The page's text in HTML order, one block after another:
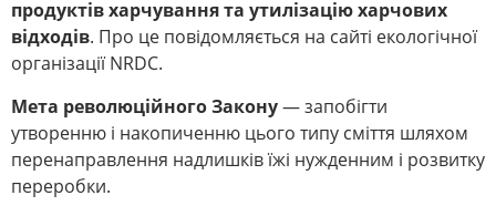
продуктів харчування та утилізацію харчових
відходів. Про це повідомляється на сайті екологічної
організації NRDC.
Мета революційного Закону—запобігти
утворенню і накопиченню цього типу сміття шляхом
перенаправлення надлишків їжі нужденним і розвитку
переробки.